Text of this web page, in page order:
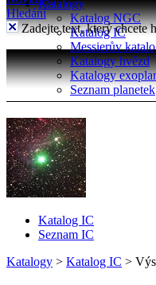
Katalogy
Katalog NGC
Katalog IC
Messierův
Katalogy hvězd
Katalogy
Seznam planetek
Hledání
Zadejte text, který chcete
Katalog IC
Seznam IC
Katalogy > Katalog IC >